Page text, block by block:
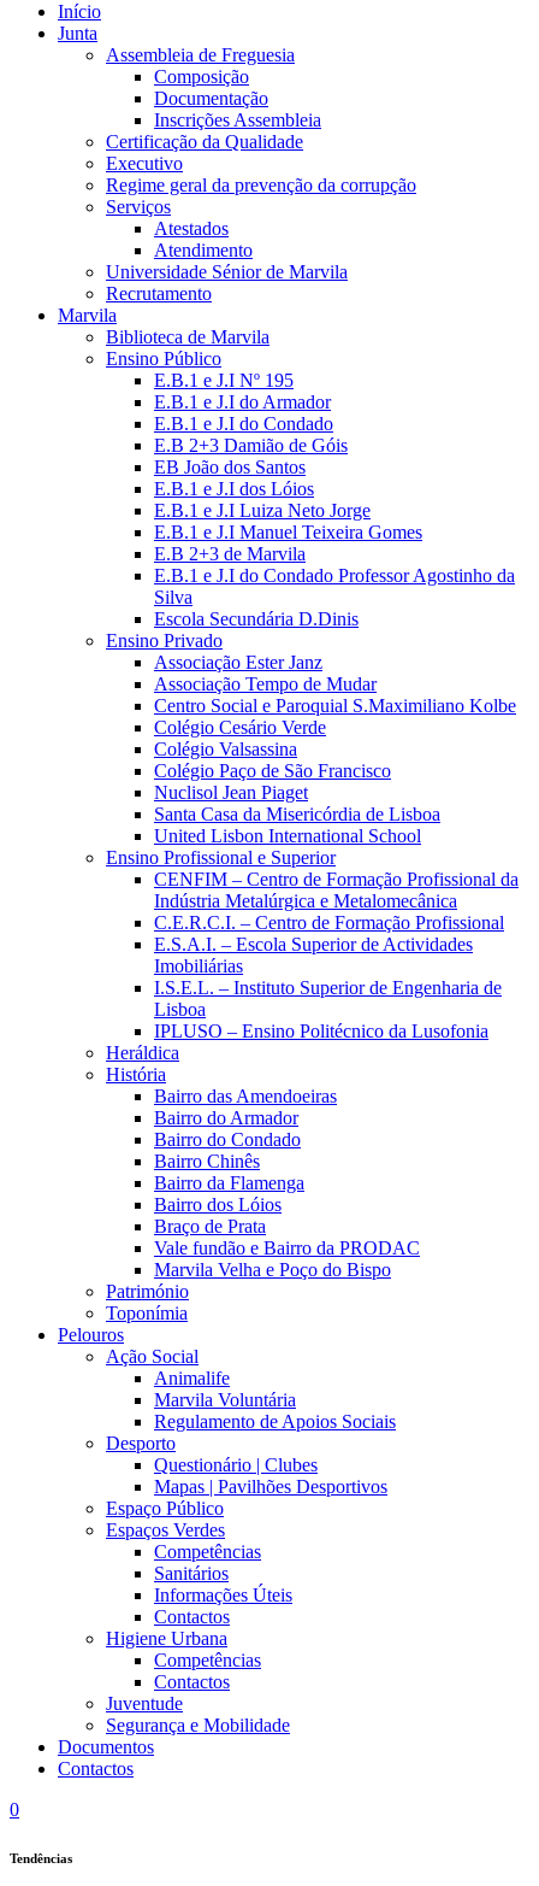
Início
Junta
Assembleia de Freguesia
Composição
Documentação
Inscrições Assembleia
Certificação da Qualidade
Executivo
Regime geral da prevenção da corrupção
Serviços
Atestados
Atendimento
Universidade Sénior de Marvila
Recrutamento
Marvila
Biblioteca de Marvila
Ensino Público
E.B.1 e J.I Nº 195
E.B.1 e J.I do Armador
E.B.1 e J.I do Condado
E.B 2+3 Damião de Góis
EB João dos Santos
E.B.1 e J.I dos Lóios
E.B.1 e J.I Luiza Neto Jorge
E.B.1 e J.I Manuel Teixeira Gomes
E.B 2+3 de Marvila
E.B.1 e J.I do Condado Professor Agostinho da
Silva
Escola Secundária D.Dinis
Ensino Privado
Associação Ester Janz
Associação Tempo de Mudar
Centro Social e Paroquial S.Maximiliano Kolbe
Colégio Cesário Verde
Colégio Valsassina
Colégio Paço de São Francisco
Nuclisol Jean Piaget
Santa Casa da Misericórdia de Lisboa
United Lisbon International School
Ensino Profissional e Superior
CENFIM – Centro de Formação Profissional da
Indústria Metalúrgica e Metalomecânica
C.E.R.C.I. – Centro de Formação Profissional
E.S.A.I. – Escola Superior de Actividades
Imobiliárias
I.S.E.L. – Instituto Superior de Engenharia de
Lisboa
IPLUSO – Ensino Politécnico da Lusofonia
Heráldica
História
Bairro das Amendoeiras
Bairro do Armador
Bairro do Condado
Bairro Chinês
Bairro da Flamenga
Bairro dos Lóios
Braço de Prata
Vale fundão e Bairro da PRODAC
Marvila Velha e Poço do Bispo
Património
Toponímia
Pelouros
Ação Social
Animalife
Marvila Voluntária
Regulamento de Apoios Sociais
Desporto
Questionário | Clubes
Mapas | Pavilhões Desportivos
Espaço Público
Espaços Verdes
Competências
Sanitários
Informações Úteis
Contactos
Higiene Urbana
Competências
Contactos
Juventude
Segurança e Mobilidade
Documentos
Contactos
0
Tendências